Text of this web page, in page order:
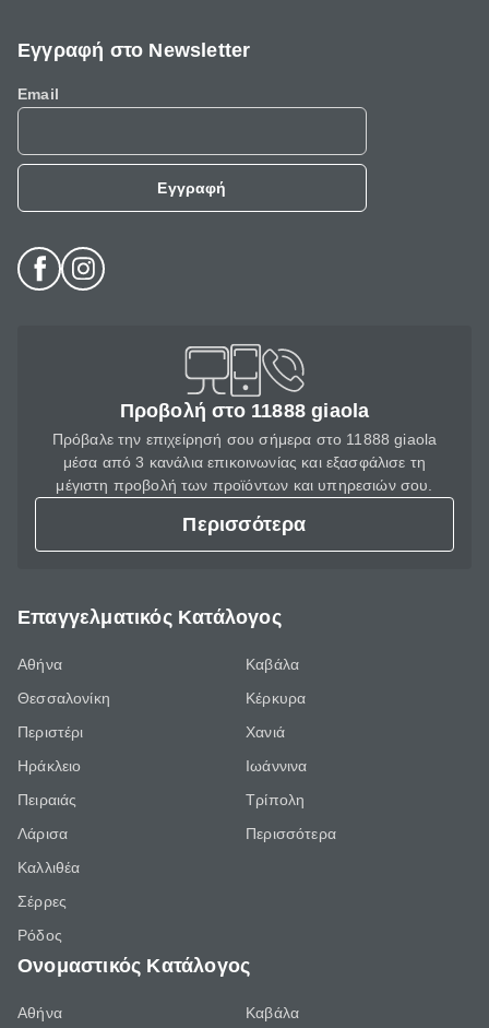
Εγγραφή στο Newsletter
Email
Εγγραφή
Προβολή στο 11888 giaola
Πρόβαλε την επιχείρησή σου σήμερα στο 11888 giaola
μέσα από 3 κανάλια επικοινωνίας και εξασφάλισε τη
μέγιστη προβολή των προϊόντων και υπηρεσιών σου.
Περισσότερα
Επαγγελματικός Κατάλογος
Αθήνα
Θεσσαλονίκη
Περιστέρι
Ηράκλειο
Πειραιάς
Λάρισα
Καλλιθέα
Σέρρες
Ρόδος
Καβάλα
Κέρκυρα
Χανιά
Ιωάννινα
Τρίπολη
Περισσότερα
Ονομαστικός Κατάλογος
Αθήνα Καβάλα